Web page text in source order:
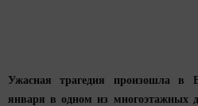
Ужасная трагедия произошла в
января в одном из многоэтажных